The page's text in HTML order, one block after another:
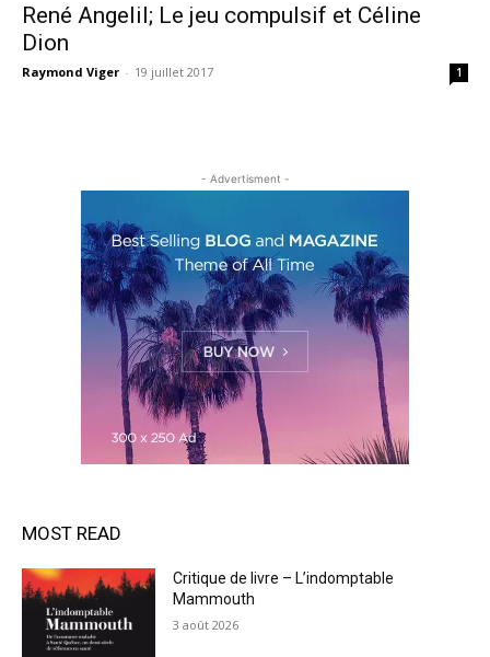
René Angelil; Le jeu compulsif et Céline
Dion
Raymond Viger - 19 juillet 2017 1
- Advertisment -
MOST READ
Critique de livre – L’indomptable
Mammouth
3 août 2026